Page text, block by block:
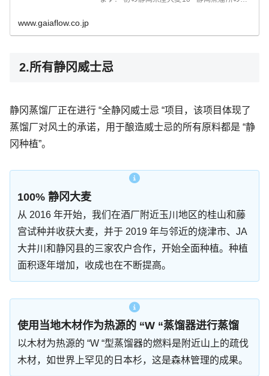
www.gaiaflow.co.jp
2.所有静冈威士忌
静冈蒸馏厂正在进行 “全静冈威士忌 “项目，该项目体现了
蒸馏厂对风土的承诺，用于酿造威士忌的所有原料都是 “静
冈种植”。
100% 静冈大麦
从 2016 年开始，我们在酒厂附近玉川地区的桂山和藤
宫试种并收获大麦，并于 2019 年与邻近的烧津市、JA
大井川和静冈县的三家农户合作，开始全面种植。种植
面积逐年增加，收成也在不断提高。
使用当地木材作为热源的 “W “蒸馏器进行蒸馏
以木材为热源的 “W “型蒸馏器的燃料是附近山上的疏伐
木材，如世界上罕见的日本杉，这是森林管理的成果。